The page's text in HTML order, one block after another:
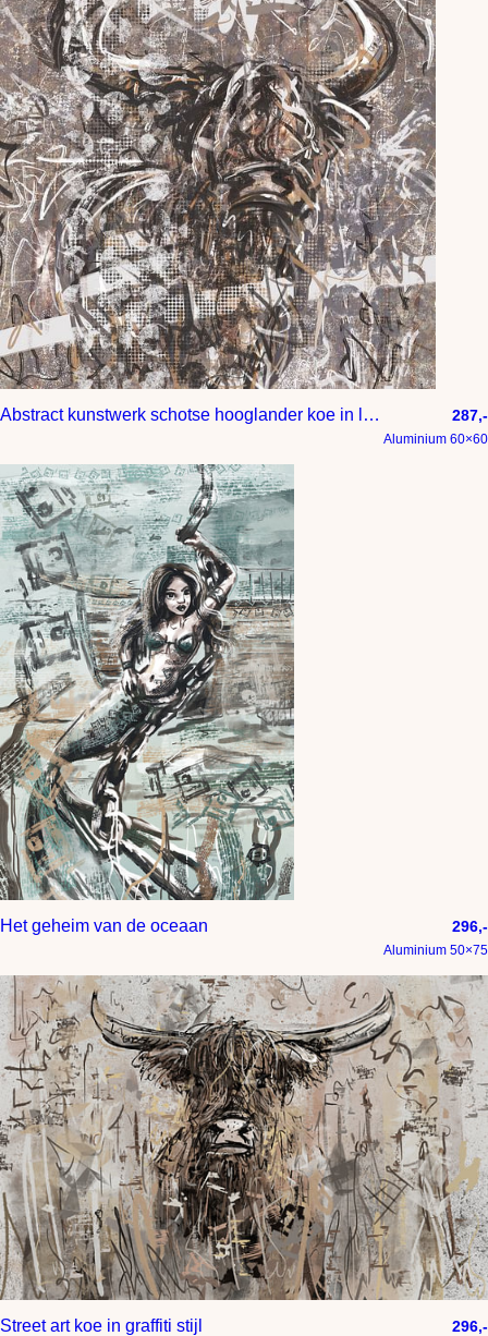
Abstract kunstwerk schotse hooglander koe in lila en goud geel 287,-
Aluminium 60×60
Het geheim van de oceaan 296,-
Aluminium 50×75
Street art koe in graffiti stijl 296,-